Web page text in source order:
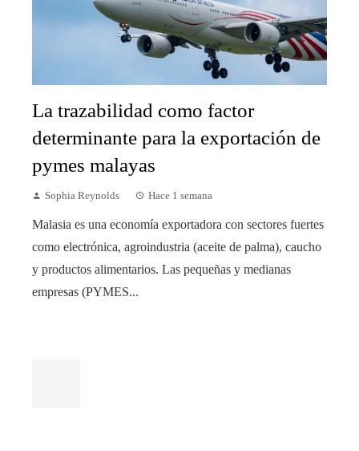
La trazabilidad como factor
determinante para la exportación de
pymes malayas
Sophia Reynolds Hace 1 semana
Malasia es una economía exportadora con sectores fuertes
como electrónica, agroindustria (aceite de palma), caucho
y productos alimentarios. Las pequeñas y medianas
empresas (PYMES...